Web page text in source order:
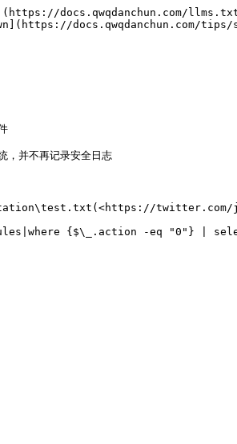
docs.qwqdanchun.com/
docs.qwqdanchun.com/tips/
并不再记录安全日志
twitter.com/